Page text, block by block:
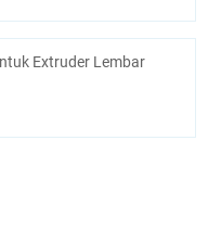
Extruder Lembar